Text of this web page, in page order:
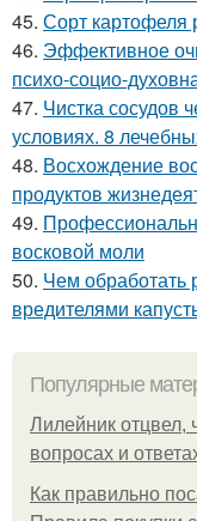
45. Сорт картофеля
46. Эффективное
психо-социо-
47. Чистка сосудов
условиях. 8
48. Восхождение
продуктов
49.
восковой моли
50. Чем обработать
вредителями
Популярные
Лилейник отцвел,
вопросах и
Как правильно